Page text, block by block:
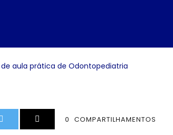
aula prática de Odontopediatria
0 COMPARTILHAMENTOS